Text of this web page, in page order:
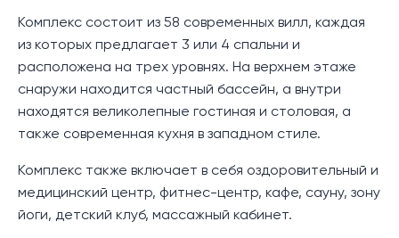
Комплекс состоит из 58 современных вилл, каждая
из которых предлагает 3 или 4 спальни и
расположена на трех уровнях. На верхнем этаже
снаружи находится частный бассейн, а внутри
находятся великолепные гостиная и столовая, а
также современная кухня в западном стиле.
Комплекс также включает в себя оздоровительный и
медицинский центр, фитнес-центр, кафе, сауну, зону
йоги, детский клуб, массажный кабинет.